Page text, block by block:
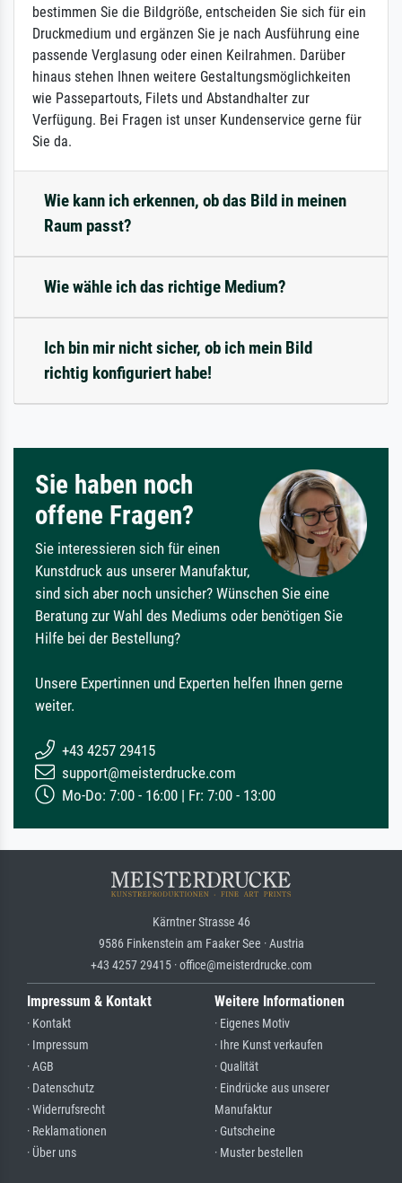
bestimmen Sie die Bildgröße, entscheiden Sie sich für ein
Druckmedium und ergänzen Sie je nach Ausführung eine
passende Verglasung oder einen Keilrahmen. Darüber
hinaus stehen Ihnen weitere Gestaltungsmöglichkeiten
wie Passepartouts, Filets und Abstandhalter zur
Verfügung. Bei Fragen ist unser Kundenservice gerne für
Sie da.
Wie kann ich erkennen, ob das Bild in meinen
Raum passt?
Wie wähle ich das richtige Medium?
Ich bin mir nicht sicher, ob ich mein Bild
richtig konfiguriert habe!
Sie haben noch
offene Fragen?
Sie interessieren sich für einen
Kunstdruck aus unserer Manufaktur,
sind sich aber noch unsicher? Wünschen Sie eine
Beratung zur Wahl des Mediums oder benötigen Sie
Hilfe bei der Bestellung?
Unsere Expertinnen und Experten helfen Ihnen gerne
weiter.
+43 4257 29415
support@meisterdrucke.com
Mo-Do: 7:00 - 16:00 | Fr: 7:00 - 13:00
Kärntner Strasse 46
9586 Finkenstein am Faaker See · Austria
+43 4257 29415 · office@meisterdrucke.com
Impressum & Kontakt
· Kontakt
· Impressum
· AGB
· Datenschutz
· Widerrufsrecht
· Reklamationen
· Über uns
Weitere Informationen
· Eigenes Motiv
· Ihre Kunst verkaufen
· Qualität
· Eindrücke aus unserer
Manufaktur
· Gutscheine
· Muster bestellen